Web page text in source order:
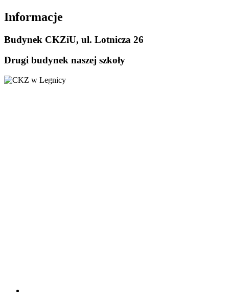
Informacje
Budynek CKZiU, ul. Lotnicza 26
Drugi budynek naszej szkoły